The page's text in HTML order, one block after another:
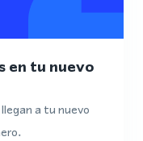
en tu nuevo
a tu nuevo